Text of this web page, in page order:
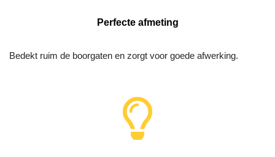
Perfecte afmeting
Bedekt ruim de boorgaten en zorgt voor goede afwerking.